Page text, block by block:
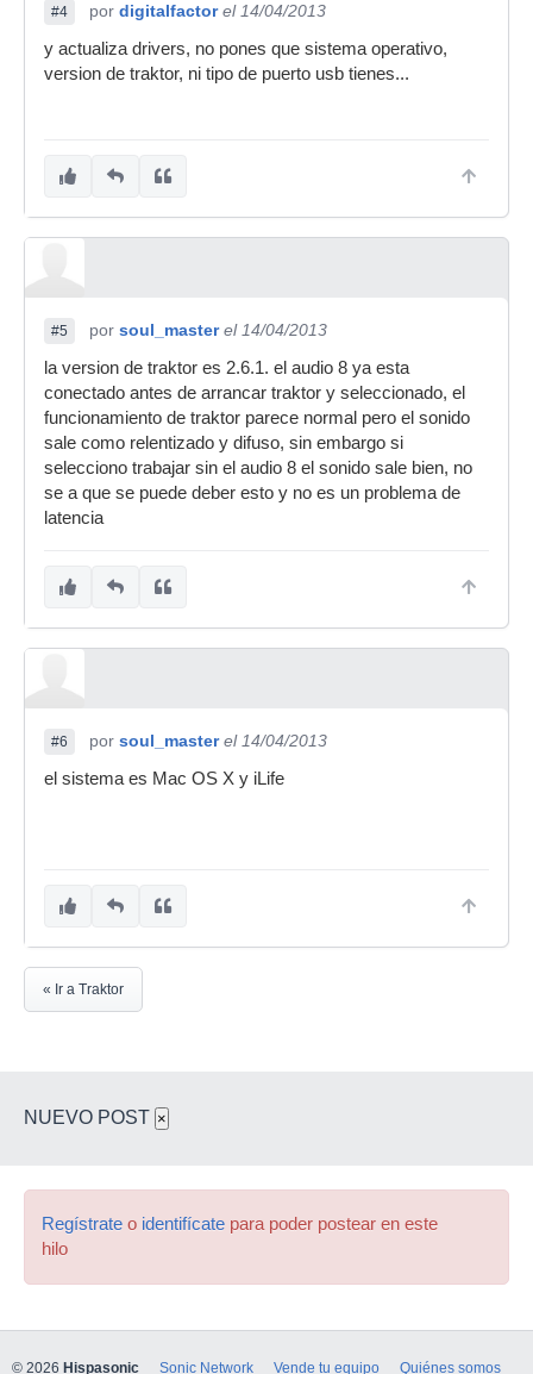
#4 por digitalfactor el 14/04/2013
y actualiza drivers, no pones que sistema operativo,
version de traktor, ni tipo de puerto usb tienes...
#5 por soul_master el 14/04/2013
la version de traktor es 2.6.1. el audio 8 ya esta
conectado antes de arrancar traktor y seleccionado, el
funcionamiento de traktor parece normal pero el sonido
sale como relentizado y difuso, sin embargo si
selecciono trabajar sin el audio 8 el sonido sale bien, no
se a que se puede deber esto y no es un problema de
latencia
#6 por soul_master el 14/04/2013
el sistema es Mac OS X y iLife
« Ir a Traktor
NUEVO POST ×
Regístrate o identifícate para poder postear en este
hilo
© 2026 Hispasonic Sonic Network Vende tu equipo Quiénes somos